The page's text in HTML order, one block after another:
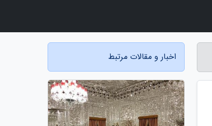
اخبار و مقالات مرتبط